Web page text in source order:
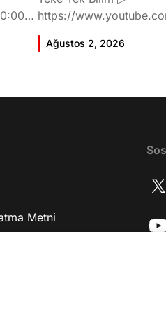
https://www.youtube.com/
Giriş 02:46 Biran Damla
geldiğinde neler hissetti?
neler kattı? 17:52 İlhan
mi? 22:22 Biran Damla
etkiliyor mu? 30:18
serüveni nasıl başladı?
mühendis olduğu için
Ağustos 2, 2026
Metni